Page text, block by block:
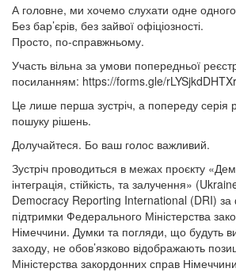
А головне, ми хочемо слухати одне
Без бар’єрів, без зайвої офіціозності.
Просто, по-справжньому.
Участь вільна за умови попередньої
посиланням: https://forms.gle/
Це лише перша зустріч, а попереду серія
пошуку рішень.
Долучайтеся. Бо ваш голос важливий.
Зустріч проводиться в межах проєкту
інтеграція, стійкість, та залучення»
Democracy Reporting International (DRI) за
підтримки Федерального Міністерства
Німеччини. Думки та погляди, що будуть
заходу, не обов’язково відображають
Міністерства закордонних справ